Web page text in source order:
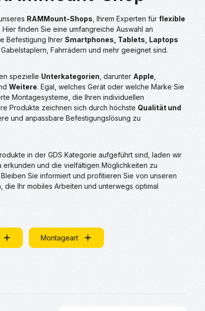
RAMMount-Shops , Ihrem Experten für flexible
. Hier finden Sie eine umfangreiche Auswahl an
Befestigung Ihrer Smartphones, Tablets, Laptops
Fahrrädern und mehr geeignet sind.
spezielle Unterkategorien , darunter Apple
Weitere. Egal, welches Gerät oder welche Marke Sie
Montagesysteme, die Ihren individuellen
Produkte zeichnen sich durch höchste Qualität und
und anpassbare Befestigungslösung zu
in der GDS Kategorie aufgeführt sind, laden wir
erkunden und die vielfältigen Möglichkeiten zu
Sie informiert und profitieren Sie von unseren
, die Ihr mobiles Arbeiten und unterwegs optimal
Montageart